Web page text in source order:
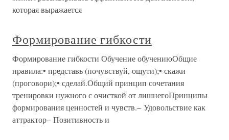
которая выражается
Формирование гибкости
Формирование гибкости Обучение обучениюОбщие
правила:• представь (почувствуй, ощути);• скажи
(проговори);• сделай.Общий принцип сочетания
тренировки нужного с очисткой от лишнегоПринципы
формирования ценностей и чувств.– Удовольствие как
аттрактор– Позитивность и